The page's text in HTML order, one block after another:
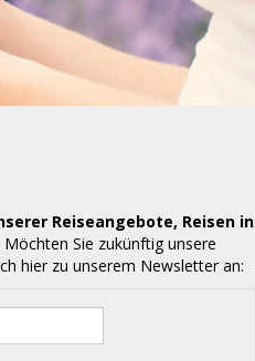
Reiseangebote, Reisen in
Möchten Sie zukünftig unsere
hier zu unserem Newsletter an: